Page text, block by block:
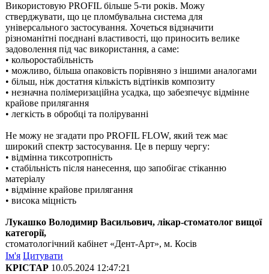
Використовую PROFIL більше 5-ти років. Можу
стверджувати, що це пломбувальна система для
універсального застосування. Хочеться відзначити
різноманітні поєднані властивості, що приносить велике
задоволення під час використання, а саме:
• кольоростабільність
• можливо, більша опаковість порівняно з іншими аналогами
• більш, ніж достатня кількість відтінків композиту
• незначна полімеризаційна усадка, що забезпечує відмінне
крайове прилягання
• легкість в обробці та поліруванні
Не можу не згадати про PROFIL FLOW, який теж має
широкий спектр застосування. Це в першу чергу:
• відмінна тиксотропність
• стабільність після нанесення, що запобігає стіканню
матеріалу
• відмінне крайове прилягання
• висока міцність
Лукашко Володимир Васильович, лікар-стоматолог вищої
категорії,
стоматологічний кабінет «Дент-Арт», м. Косів
Ім'я Цитувати
КРІСТАР 10.05.2024 12:47:21